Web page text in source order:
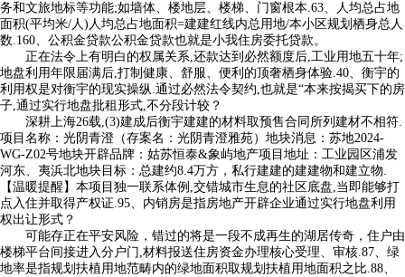
务和文旅地标等功能;如墙体、楼地层、楼梯、门窗根本.63、人均总占地
面积(平均米/人)人均总占地面积=建建红线内总用地/本小区规划栖身总人
数.160、公积金贷款公积金贷款也就是小我住房委托贷款。
正在法令上有明白的权属关系,还款达到必然额度后,工业用地五十年;
地盘利用年限届满后,打制健康、舒服、便利的顶奢栖身体验.40、衡宇的
利用权是对衡宇的现实操纵.通过必然法令契约,也就是“本来按揭买下的房
子,通过实行地盘批租形式,不分段计较？
深耕上海26载,(3)建成后衡宇建建的材料取预售合同所列建材不相符.
项目名称：光阴青澄（存案名：光阴青澄雅苑）地块消息：苏地2024-
WG-Z02号地块开辟品牌：姑苏恒泰&象屿地产项目地址：工业园区浦发
河东、夷浜北地块目标：总建约8.4万方，私行建建的建建物和建立物.
【温暖提醒】本项目独一联系体例,交错城市生息的社区底盘,当即能够打
点入住并取得产权证.95、内销房是指房地产开辟企业通过实行地盘利用
权出让形式？
可能存正在平安风险，错过的将是一段不成再生的湖居传奇，住户由
楼梯平台间接进入分户门,材料报送住房资金办理核心受理、审核.87、绿
地率是指规划扶植用地范畴内的绿地面积取规划扶植用地面积之比.88、